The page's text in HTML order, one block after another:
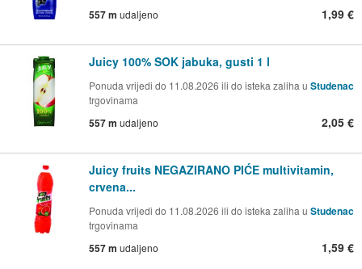
557 m udaljeno 1,99 €
Juicy 100% SOK jabuka, gusti 1 l
Ponuda vrijedi do 11.08.2026 ili do isteka zaliha u Studenac
trgovinama
557 m udaljeno 2,05 €
Juicy fruits NEGAZIRANO PIĆE multivitamin,
crvena...
Ponuda vrijedi do 11.08.2026 ili do isteka zaliha u Studenac
trgovinama
557 m udaljeno 1,59 €